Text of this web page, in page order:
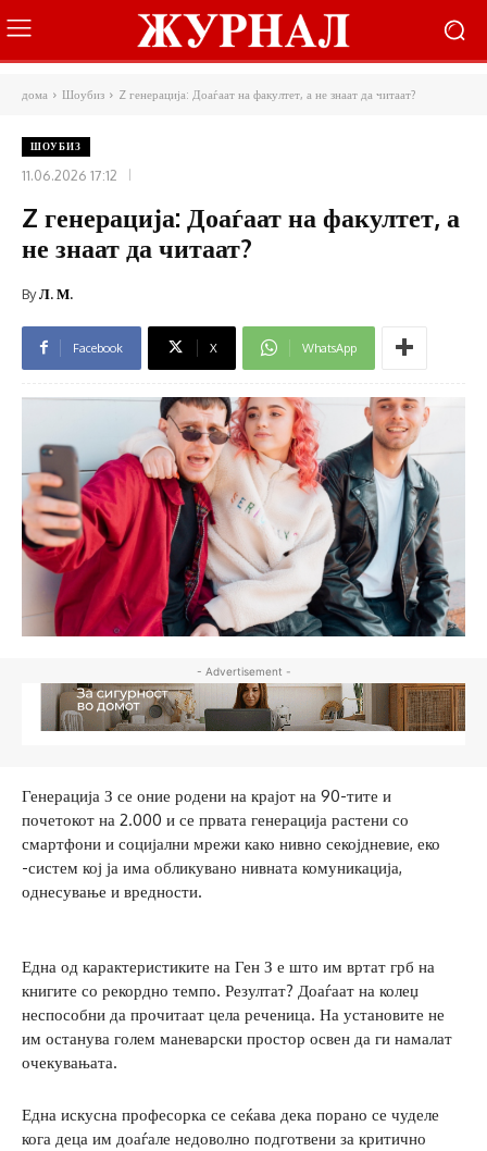
дома Шоубиз Z генерација: Доаѓаат на факултет, а не знаат да читаат?
ШОУБИЗ
11.06.2026 17:12
Z генерација: Доаѓаат на факултет, а
не знаат да читаат?
ByЛ. М.
Facebook X WhatsApp
- Advertisement -
Генерација З се оние родени на крајот на 90-тите и
почетокот на 2.000 и се првата генерација растени со
смартфони и социјални мрежи како нивно секојдневие, еко
-систем кој ја има обликувано нивната комуникација,
однесување и вредности.
Една од карактеристиките на Ген З е што им вртат грб на
книгите со рекордно темпо. Резултат? Доаѓаат на колеџ
неспособни да прочитаат цела реченица. На установите не
им останува голем маневарски простор освен да ги намалат
очекувањата.
Една искусна професорка се сеќава дека порано се чуделе
кога деца им доаѓале недоволно подготвени за критично